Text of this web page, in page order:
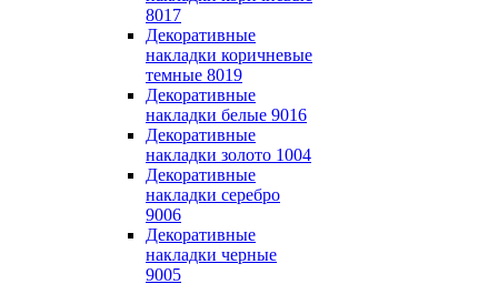
8017
Декоративные
накладки коричневые
темные 8019
Декоративные
накладки белые 9016
Декоративные
накладки золото 1004
Декоративные
накладки серебро
9006
Декоративные
накладки черные
9005